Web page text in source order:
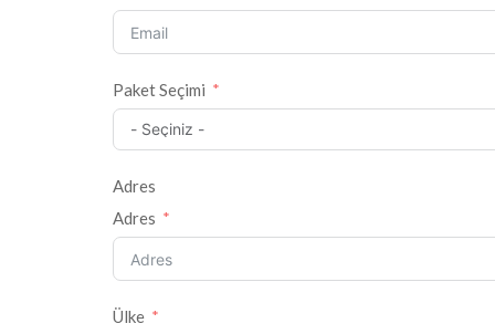
Paket Seçimi
Adres
Adres
Ülke